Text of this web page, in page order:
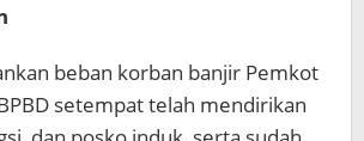
beban korban banjir Pemkot
setempat telah mendirikan